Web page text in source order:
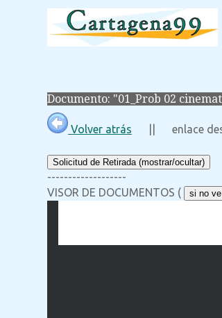
Documento: "01_Prob 02
Volver atrás || enlace
Solicitud de Retirada (mostrar/ocultar)
-------------------
VISOR DE DOCUMENTOS (
si no